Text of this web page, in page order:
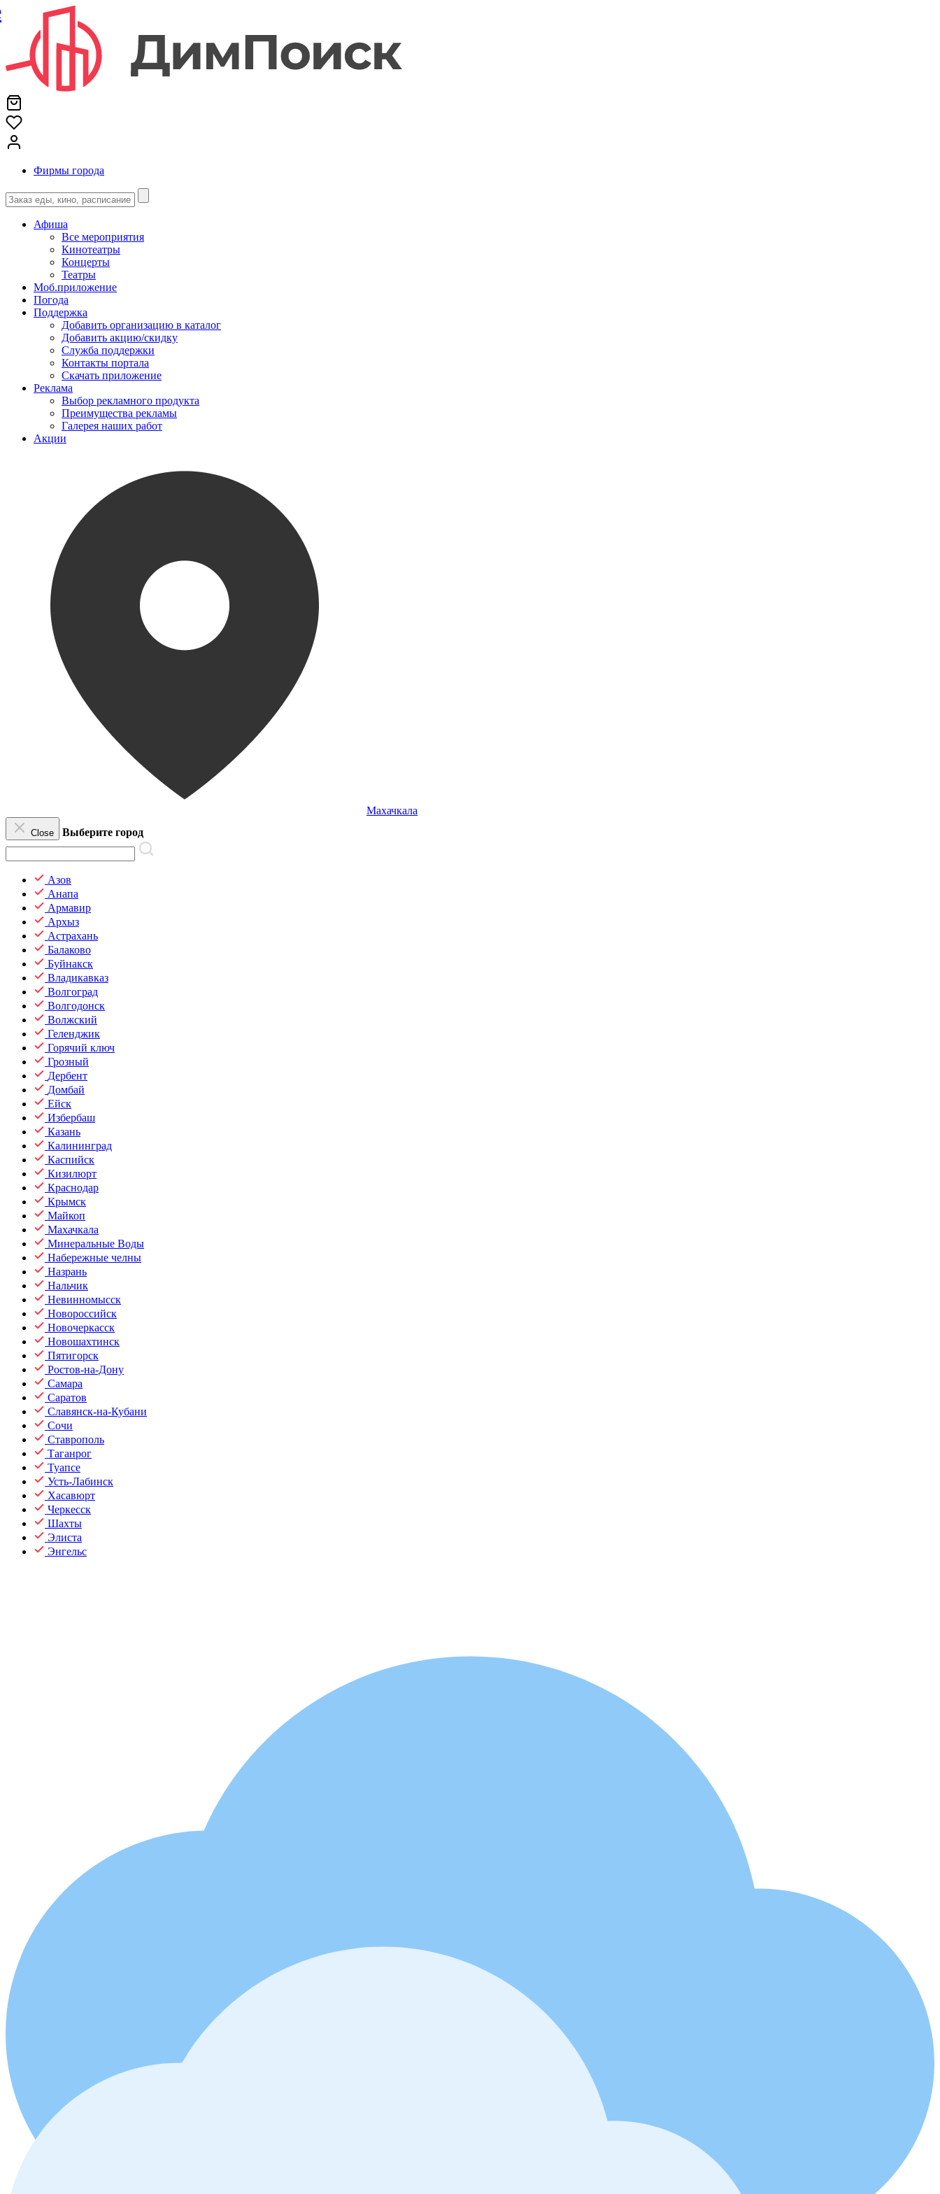
Фирмы города
Афиша
Все мероприятия
Кинотеатры
Концерты
Театры
Моб.приложение
Погода
Поддержка
Добавить организацию в каталог
Добавить акцию/скидку
Служба поддержки
Контакты портала
Скачать приложение
Реклама
Выбор рекламного продукта
Преимущества рекламы
Галерея наших работ
Акции
Махачкала
Close Выберите город
Азов
Анапа
Армавир
Архыз
Астрахань
Балаково
Буйнакск
Владикавказ
Волгоград
Волгодонск
Волжский
Геленджик
Горячий ключ
Грозный
Дербент
Домбай
Ейск
Избербаш
Казань
Калининград
Каспийск
Кизилюрт
Краснодар
Крымск
Майкоп
Махачкала
Минеральные Воды
Набережные челны
Назрань
Нальчик
Невинномысск
Новороссийск
Новочеркасск
Новошахтинск
Пятигорск
Ростов-на-Дону
Самара
Саратов
Славянск-на-Кубани
Сочи
Ставрополь
Таганрог
Туапсе
Усть-Лабинск
Хасавюрт
Черкесск
Шахты
Элиста
Энгельс